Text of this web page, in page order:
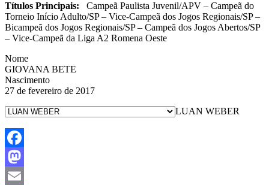
Títulos Principais:
Campeã Paulista Juvenil/APV – Campeã do
Torneio Início Adulto/SP – Vice-Campeã dos Jogos Regionais/SP –
Bicampeã dos Jogos Regionais/SP – Campeã dos Jogos Abertos/SP
– Vice-Campeã da Liga A2 Romena Oeste
Nome
GIOVANA BETE
Nascimento
27 de fevereiro de 2017
LUAN WEBER
Facebook
Mastodon